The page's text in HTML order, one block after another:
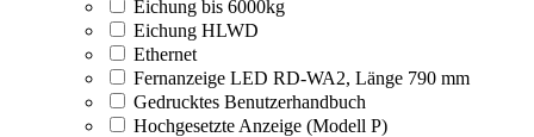
Eichung bis 6000kg
Eichung HLWD
Ethernet
Fernanzeige LED RD-WA2, Länge 790 mm
Gedrucktes Benutzerhandbuch
Hochgesetzte Anzeige (Modell P)